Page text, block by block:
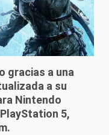
gracias a una
a su
Nintendo
5,